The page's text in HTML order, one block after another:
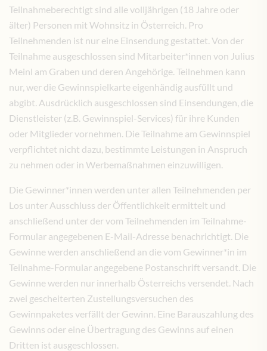
Teilnahmeberechtigt sind alle volljährigen (18 Jahre oder
älter) Personen mit Wohnsitz in Österreich. Pro
Teilnehmenden ist nur eine Einsendung gestattet. Von der
Teilnahme ausgeschlossen sind Mitarbeiter*innen von Julius
Meinl am Graben und deren Angehörige. Teilnehmen kann
nur, wer die Gewinnspielkarte eigenhändig ausfüllt und
abgibt. Ausdrücklich ausgeschlossen sind Einsendungen, die
Dienstleister (z.B. Gewinnspiel-Services) für ihre Kunden
oder Mitglieder vornehmen. Die Teilnahme am Gewinnspiel
verpflichtet nicht dazu, bestimmte Leistungen in Anspruch
zu nehmen oder in Werbemaßnahmen einzuwilligen.
Die Gewinner*innen werden unter allen Teilnehmenden per
Los unter Ausschluss der Öffentlichkeit ermittelt und
anschließend unter der vom Teilnehmenden im Teilnahme-
Formular angegebenen E-Mail-Adresse benachrichtigt. Die
Gewinne werden anschließend an die vom Gewinner*in im
Teilnahme-Formular angegebene Postanschrift versandt. Die
Gewinne werden nur innerhalb Österreichs versendet. Nach
zwei gescheiterten Zustellungsversuchen des
Gewinnpaketes verfällt der Gewinn. Eine Barauszahlung des
Gewinns oder eine Übertragung des Gewinns auf einen
Dritten ist ausgeschlossen.